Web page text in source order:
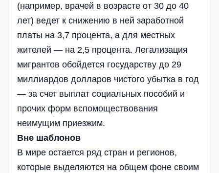
(например, врачей в возрасте от 30 до 40
лет) ведет к снижению в ней заработной
платы на 3,7 процента, а для местных
жителей — на 2,5 процента. Легализация
мигрантов обойдется государству до 29
миллиардов долларов чистого убытка в год
— за счет выплат социальных пособий и
прочих форм вспомоществования
неимущим приезжим.
Вне шаблонов
В мире остается ряд стран и регионов,
которые выделяются на общем фоне своим